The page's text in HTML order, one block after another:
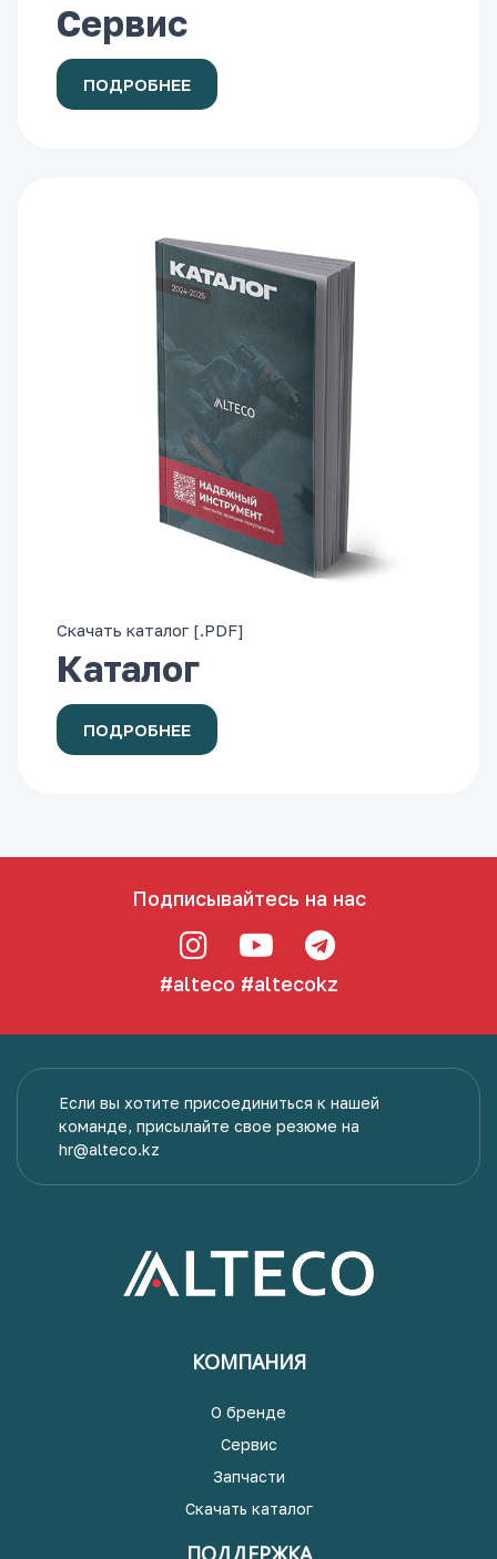
Сервис
ПОДРОБНЕЕ
Скачать каталог [.PDF]
Каталог
ПОДРОБНЕЕ
Подписывайтесь на нас
#alteco #altecokz
Если вы хотите присоединиться к нашей
команде, присылайте свое резюме на
hr@alteco.kz
КОМПАНИЯ
О бренде
Сервис
Запчасти
Скачать каталог
ПОДДЕРЖКА